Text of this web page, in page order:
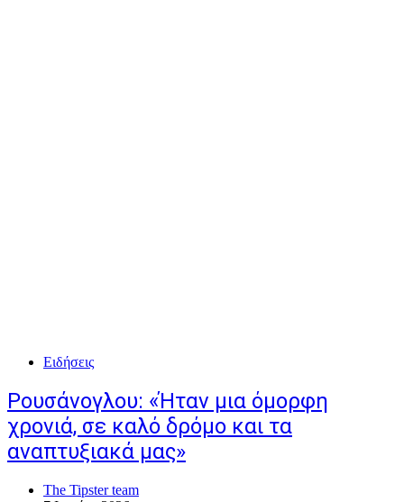
Ειδήσεις
Ρουσάνογλου: «Ήταν μια όμορφη
χρονιά, σε καλό δρόμο και τα
αναπτυξιακά μας»
The Tipster team